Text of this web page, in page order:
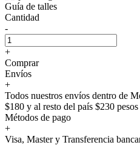
Guía de talles
Cantidad
-
+
Comprar
Envíos
+
Todos nuestros envíos dentro de
$180 y al resto del país $230
Métodos de pago
+
Visa, Master y Transferencia